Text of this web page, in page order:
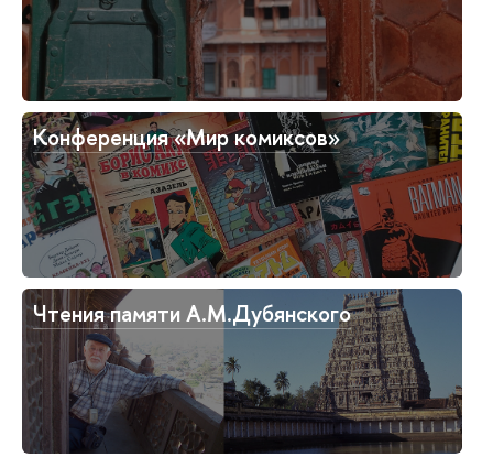
Конференция «Мир комиксов»
Чтения памяти А.М.Дубянского